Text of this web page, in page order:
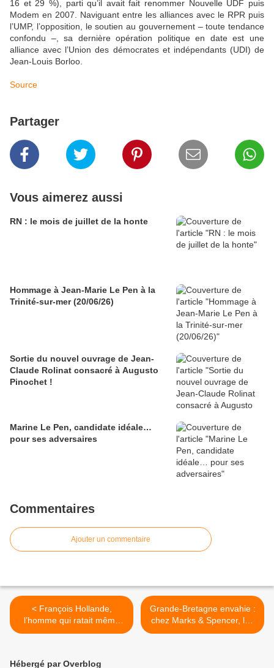
16 et 29 %), parti qu’il avait fait renommer Nouvelle UDF puis
Modem en 2007. Naviguant entre les alliances avec le RPR puis
l’UMP, l’opposition, le soutien au gouvernement – toute tendance
confondu –, sa dernière opération politique en date est une
alliance avec l’Union des démocrates et indépendants (UDI) de
Jean-Louis Borloo.
Source
Partager
Vous aimerez aussi
RN : le mois de juillet de la honte
Hommage à Jean-Marie Le Pen à la
Trinité-sur-mer (20/06/26)
Sortie du nouvel ouvrage de Jean-
Claude Rolinat consacré à Augusto
Pinochet !
Marine Le Pen, candidate idéale…
pour ses adversaires
Commentaires
Ajouter un commentaire
< François Hollande,
l’homme qui ratait même
ses blagues
Grande-Bretagne envahie :
chez Marks & Spencer, les
employés musulmans ne
Hébergé par Overblog